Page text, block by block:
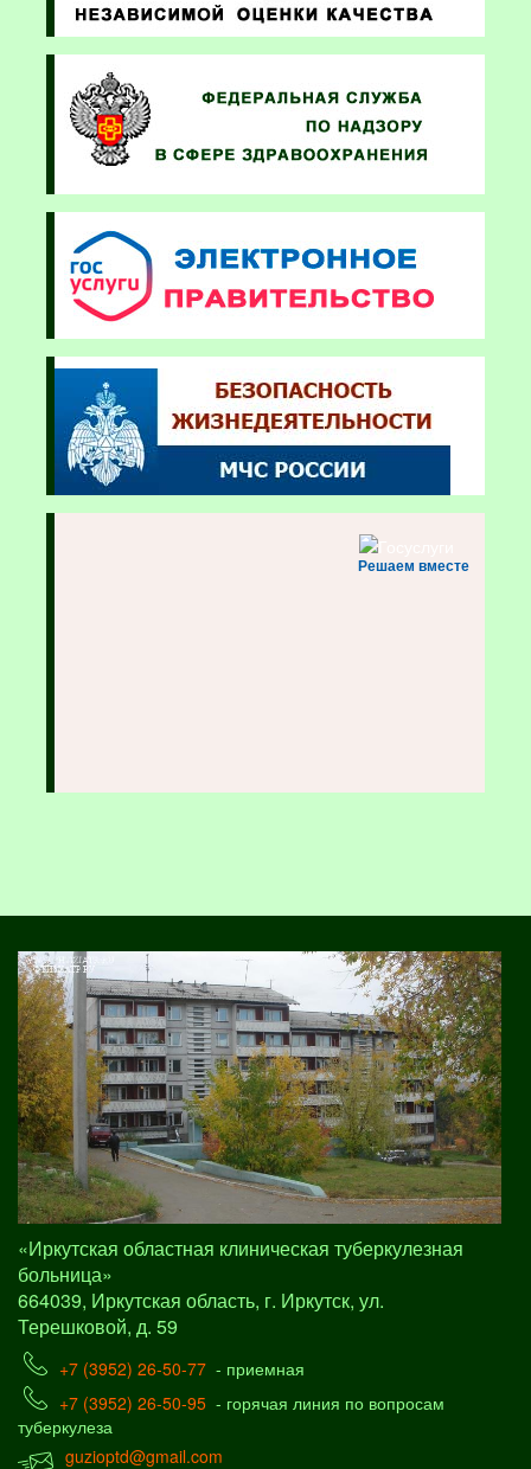
Решаем вместе
«Иркутская областная клиническая туберкулезная
больница»
664039, Иркутская область, г. Иркутск, ул.
Терешковой, д. 59
+7 (3952) 26-50-77 - приемная
+7 (3952) 26-50-95 - горячая линия по вопросам
туберкулеза
guzioptd@gmail.com